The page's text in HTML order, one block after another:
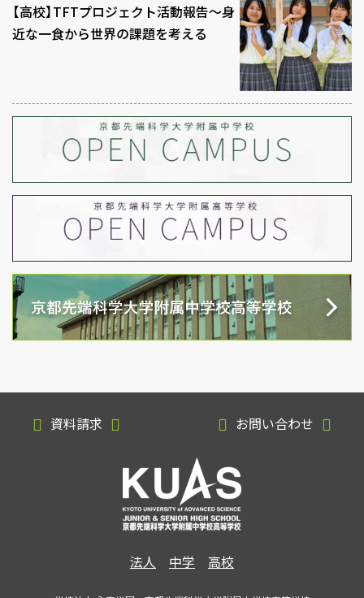
【高校】TFTプロジェクト活動報告～身
近な一食から世界の課題を考える
資料請求 お問い合わせ
法人 中学 高校